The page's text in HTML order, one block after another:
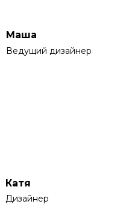
Катя
Дизайнер
Маша
Ведущий дизайнер